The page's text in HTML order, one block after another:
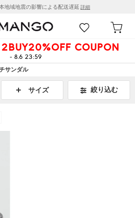
地域地震の影響による配送遅延 詳細
2BUY20%OFF COUPON
- 8.6 23:59
サンダル
サイズ 絞り込む